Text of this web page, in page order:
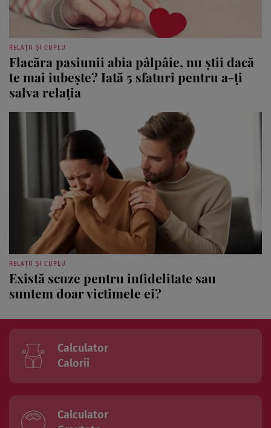
Flacăra pasiunii abia pâlpâie, nu știi dacă
te mai iubește? Iată 5 sfaturi pentru a-ți
salva relația
RELAȚII ȘI CUPLU
Există scuze pentru infidelitate sau
suntem doar victimele ei?
Calorii
Greutate